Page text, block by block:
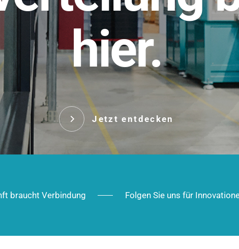
hier.
Jetzt entdecken
Robust im Alltag,
im Ausbau.
Das innovative
robust, IP-geschützt und
Jetzt
braucht Verbindung Folgen Sie uns für